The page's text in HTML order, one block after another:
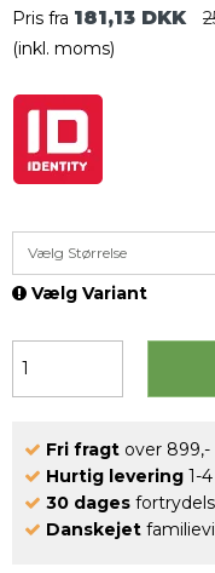
Pris fra 181,13 DKK
(inkl. moms)
Vælg Størrelse
Vælg Variant
Fri fragt over 899,-
Hurtig levering 1-
30 dages
Danskejet